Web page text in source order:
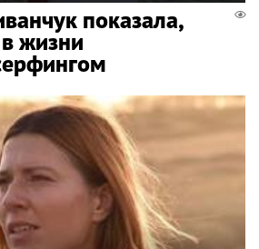
показала,
жизни